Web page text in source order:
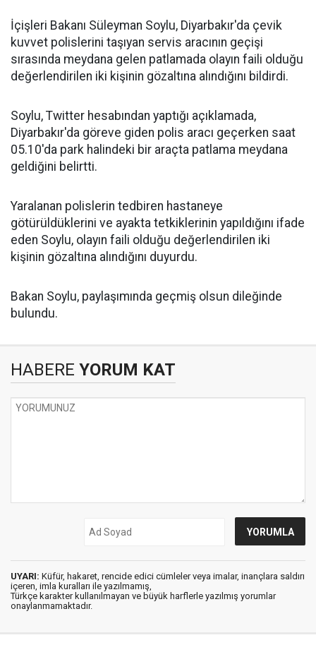
İçişleri Bakanı Süleyman Soylu, Diyarbakır'da çevik
kuvvet polislerini taşıyan servis aracının geçişi
sırasında meydana gelen patlamada olayın faili olduğu
değerlendirilen iki kişinin gözaltına alındığını bildirdi.
Soylu, Twitter hesabından yaptığı açıklamada,
Diyarbakır'da göreve giden polis aracı geçerken saat
05.10'da park halindeki bir araçta patlama meydana
geldiğini belirtti.
Yaralanan polislerin tedbiren hastaneye
götürüldüklerini ve ayakta tetkiklerinin yapıldığını ifade
eden Soylu, olayın faili olduğu değerlendirilen iki
kişinin gözaltına alındığını duyurdu.
Bakan Soylu, paylaşımında geçmiş olsun dileğinde
bulundu.
HABERE YORUM KAT
UYARI: Küfür, hakaret, rencide edici cümleler veya imalar, inançlara saldırı
içeren, imla kuralları ile yazılmamış,
Türkçe karakter kullanılmayan ve büyük harflerle yazılmış yorumlar
onaylanmamaktadır.